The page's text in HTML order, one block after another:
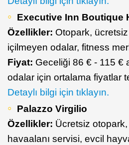
Executive Inn Boutique
Özellikler: Otopark,
içilmeyen odalar, fitness
Fiyat: Geceliği 86 € - 115 €
odalar için ortalama fiyatlar
Detaylı bilgi için tıklayın.
Palazzo Virgilio
Özellikler: Ücretsiz
havaalanı servisi, evcil